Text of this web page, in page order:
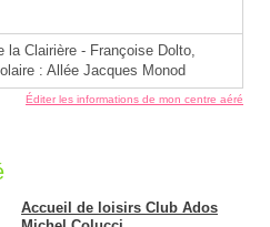
la Clairière - Françoise Dolto,
: Allée Jacques Monod
Éditer les informations de mon centre aéré
Accueil de loisirs Club Ados